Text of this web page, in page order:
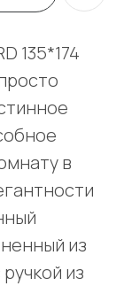
135*174
в
из
из